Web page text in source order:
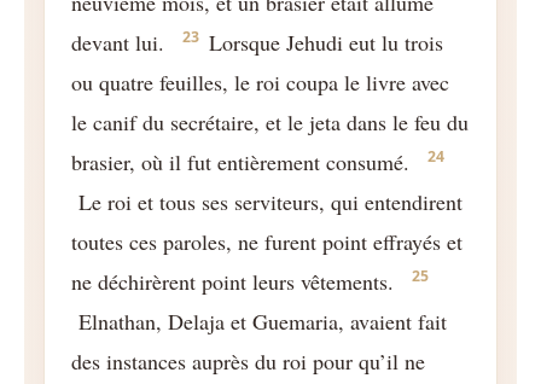
devant lui.
23 Lorsque Jehudi eut lu trois
ou quatre feuilles, le roi coupa le livre avec
le canif du secrétaire, et le jeta dans le feu du
brasier, où il fut entièrement consumé.
24
Le roi et tous ses serviteurs, qui entendirent
toutes ces paroles, ne furent point effrayés et
ne déchirèrent point leurs vêtements.
25
Elnathan, Delaja et Guemaria, avaient fait
des instances auprès du roi pour qu’il ne